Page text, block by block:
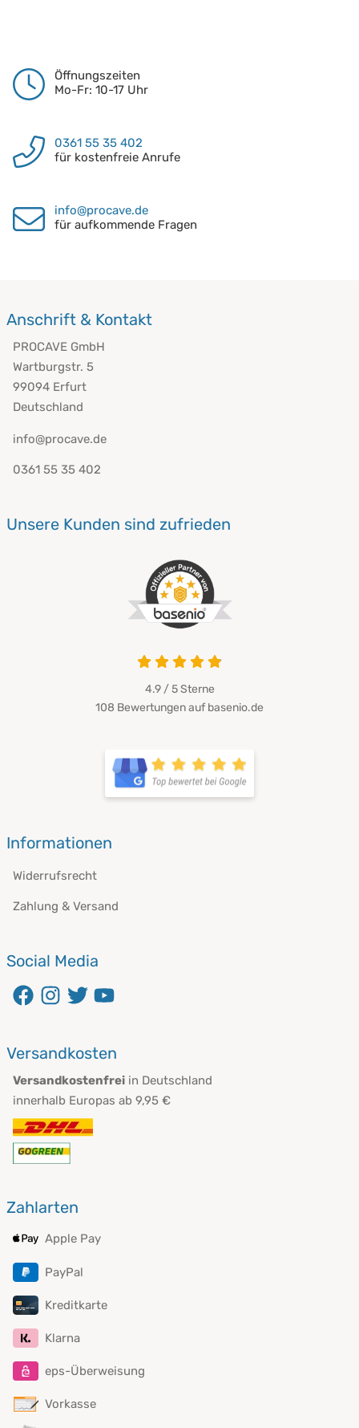
Öffnungszeiten
Mo-Fr: 10-17 Uhr
0361 55 35 402
für kostenfreie Anrufe
info@procave.de
für aufkommende Fragen
Anschrift & Kontakt
PROCAVE GmbH
Wartburgstr. 5
99094 Erfurt
Deutschland
info@procave.de
0361 55 35 402
Unsere Kunden sind zufrieden
4.9 von 5
4.9 / 5Sterne
108 Bewertungen auf basenio.de
öffnet in neuem Fenster
Informationen
Widerrufsrecht
Zahlung & Versand
Social Media
öffnet in neuem Fenster
öffnet in neuem Fenster
öffnet in neuem Fenster
Versandkosten
Versandkostenfrei in Deutschland
innerhalb Europas ab 9,95 €
Zahlarten
Apple Pay
PayPal
Kreditkarte
Klarna
eps-Überweisung
Vorkasse